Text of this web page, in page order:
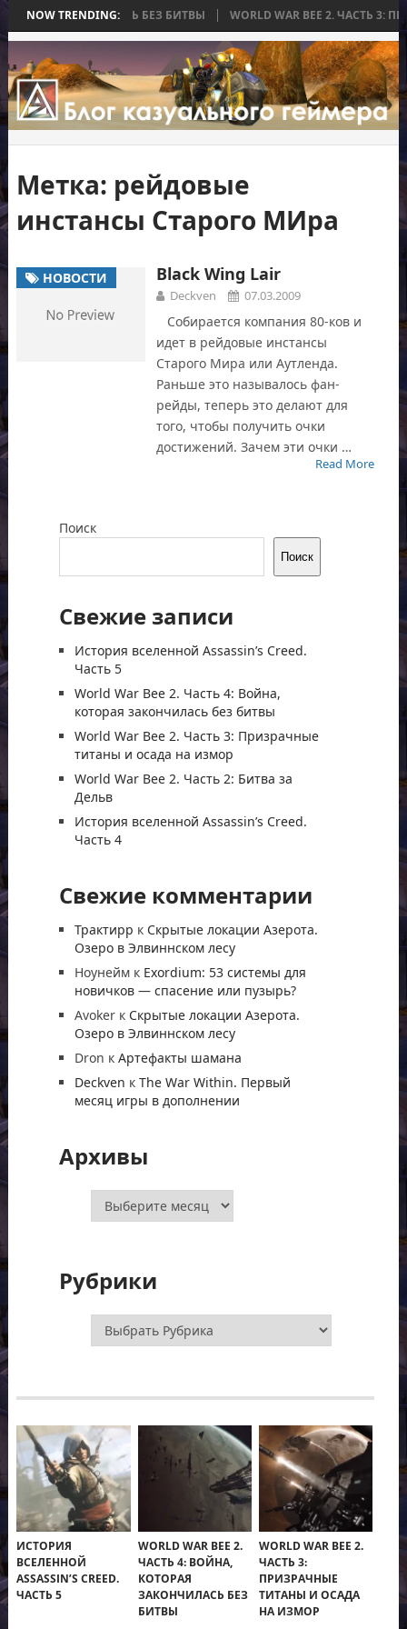
NOW TRENDING:
ЗАКОНЧИЛАСЬ БЕЗ БИТВЫ WORLD WAR BEE 2. ЧАСТЬ
Метка: рейдовые
инстансы Старого МИра
НОВОСТИ Black Wing Lair
Deckven 07.03.2009
Собирается компания 80-ков и
идет в рейдовые инстансы
Старого Мира или Аутленда.
Раньше это называлось фан-
рейды, теперь это делают для
того, чтобы получить очки
достижений. Зачем эти очки …
Read More
Поиск
Поиск
Свежие записи
История вселенной Assassin’s Creed.
Часть 5
World War Bee 2. Часть 4: Война,
которая закончилась без битвы
World War Bee 2. Часть 3: Призрачные
титаны и осада на измор
World War Bee 2. Часть 2: Битва за
Дельв
История вселенной Assassin’s Creed.
Часть 4
Свежие комментарии
Трактирр к Скрытые локации Азерота.
Озеро в Элвиннском лесу
Ноунейм к Exordium: 53 системы для
новичков — спасение или пузырь?
Avoker к Скрытые локации Азерота.
Озеро в Элвиннском лесу
Dron кАртефакты шамана
Deckven кThe War Within. Первый
месяц игры в дополнении
Архивы
Архивы
Рубрики
Рубрики
ИСТОРИЯ
ВСЕЛЕННОЙ
ASSASSIN’S CREED.
ЧАСТЬ 5
WORLD WAR BEE 2.
ЧАСТЬ 4: ВОЙНА,
КОТОРАЯ
ЗАКОНЧИЛАСЬ БЕЗ
БИТВЫ
WORLD WAR BEE 2.
ЧАСТЬ 3:
ПРИЗРАЧНЫЕ
ТИТАНЫ И ОСАДА
НА ИЗМОР